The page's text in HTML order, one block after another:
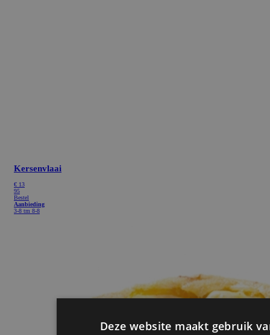
Kersenvlaai
€ 13
95
Bestel
Aanbieding
3-8 tm 8-8
Deze website maakt gebruik